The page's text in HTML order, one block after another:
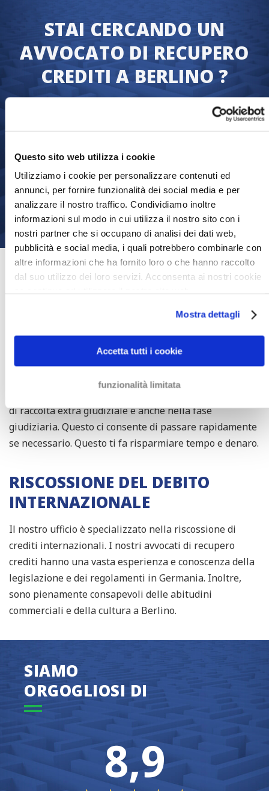
Questo sito web utilizza i cookie
Utilizziamo i cookie per personalizzare contenuti ed
annunci, per fornire funzionalità dei social media e per
analizzare il nostro traffico. Condividiamo inoltre
informazioni sul modo in cui utilizza il nostro sito con i
nostri partner che si occupano di analisi dei dati web,
pubblicità e social media, i quali potrebbero combinarle con
altre informazioni che ha fornito loro o che hanno raccolto
dal suo utilizzo dei loro servizi. Acconsenta ai nostri cookie
Mostra dettagli
Accetta tutti i cookie
funzionalità limitata
STAI CERCANDO UN
AVVOCATO DI RECUPERO
CREDITI A BERLINO ?
Ci assicuriamo che tu riceva quanto hai
diritto in fretta: il pagamento delle fatture.
inizieremo immediatamente il processo di
recupero crediti.
Trasferisci la pratica
LA TUA POSIZIONE IN PIÙ
Avvocati di recupero crediti hanno più risorse per fare
pressione sul tuo debitore che, per esempio,
un'agenzia di recupero del debito o un ufficiale
di raccolta extra giudiziale e anche nella fase
giudiziaria. Questo ci consente di passare rapidamente
se necessario. Questo ti fa risparmiare tempo e denaro.
RISCOSSIONE DEL DEBITO
INTERNAZIONALE
Il nostro ufficio è specializzato nella riscossione di
crediti internazionali. I nostri avvocati di recupero
crediti hanno una vasta esperienza e conoscenza della
legislazione e dei regolamenti in Germania. Inoltre,
sono pienamente consapevoli delle abitudini
commerciali e della cultura a Berlino.
SIAMO
ORGOGLIOSI DI
8,9